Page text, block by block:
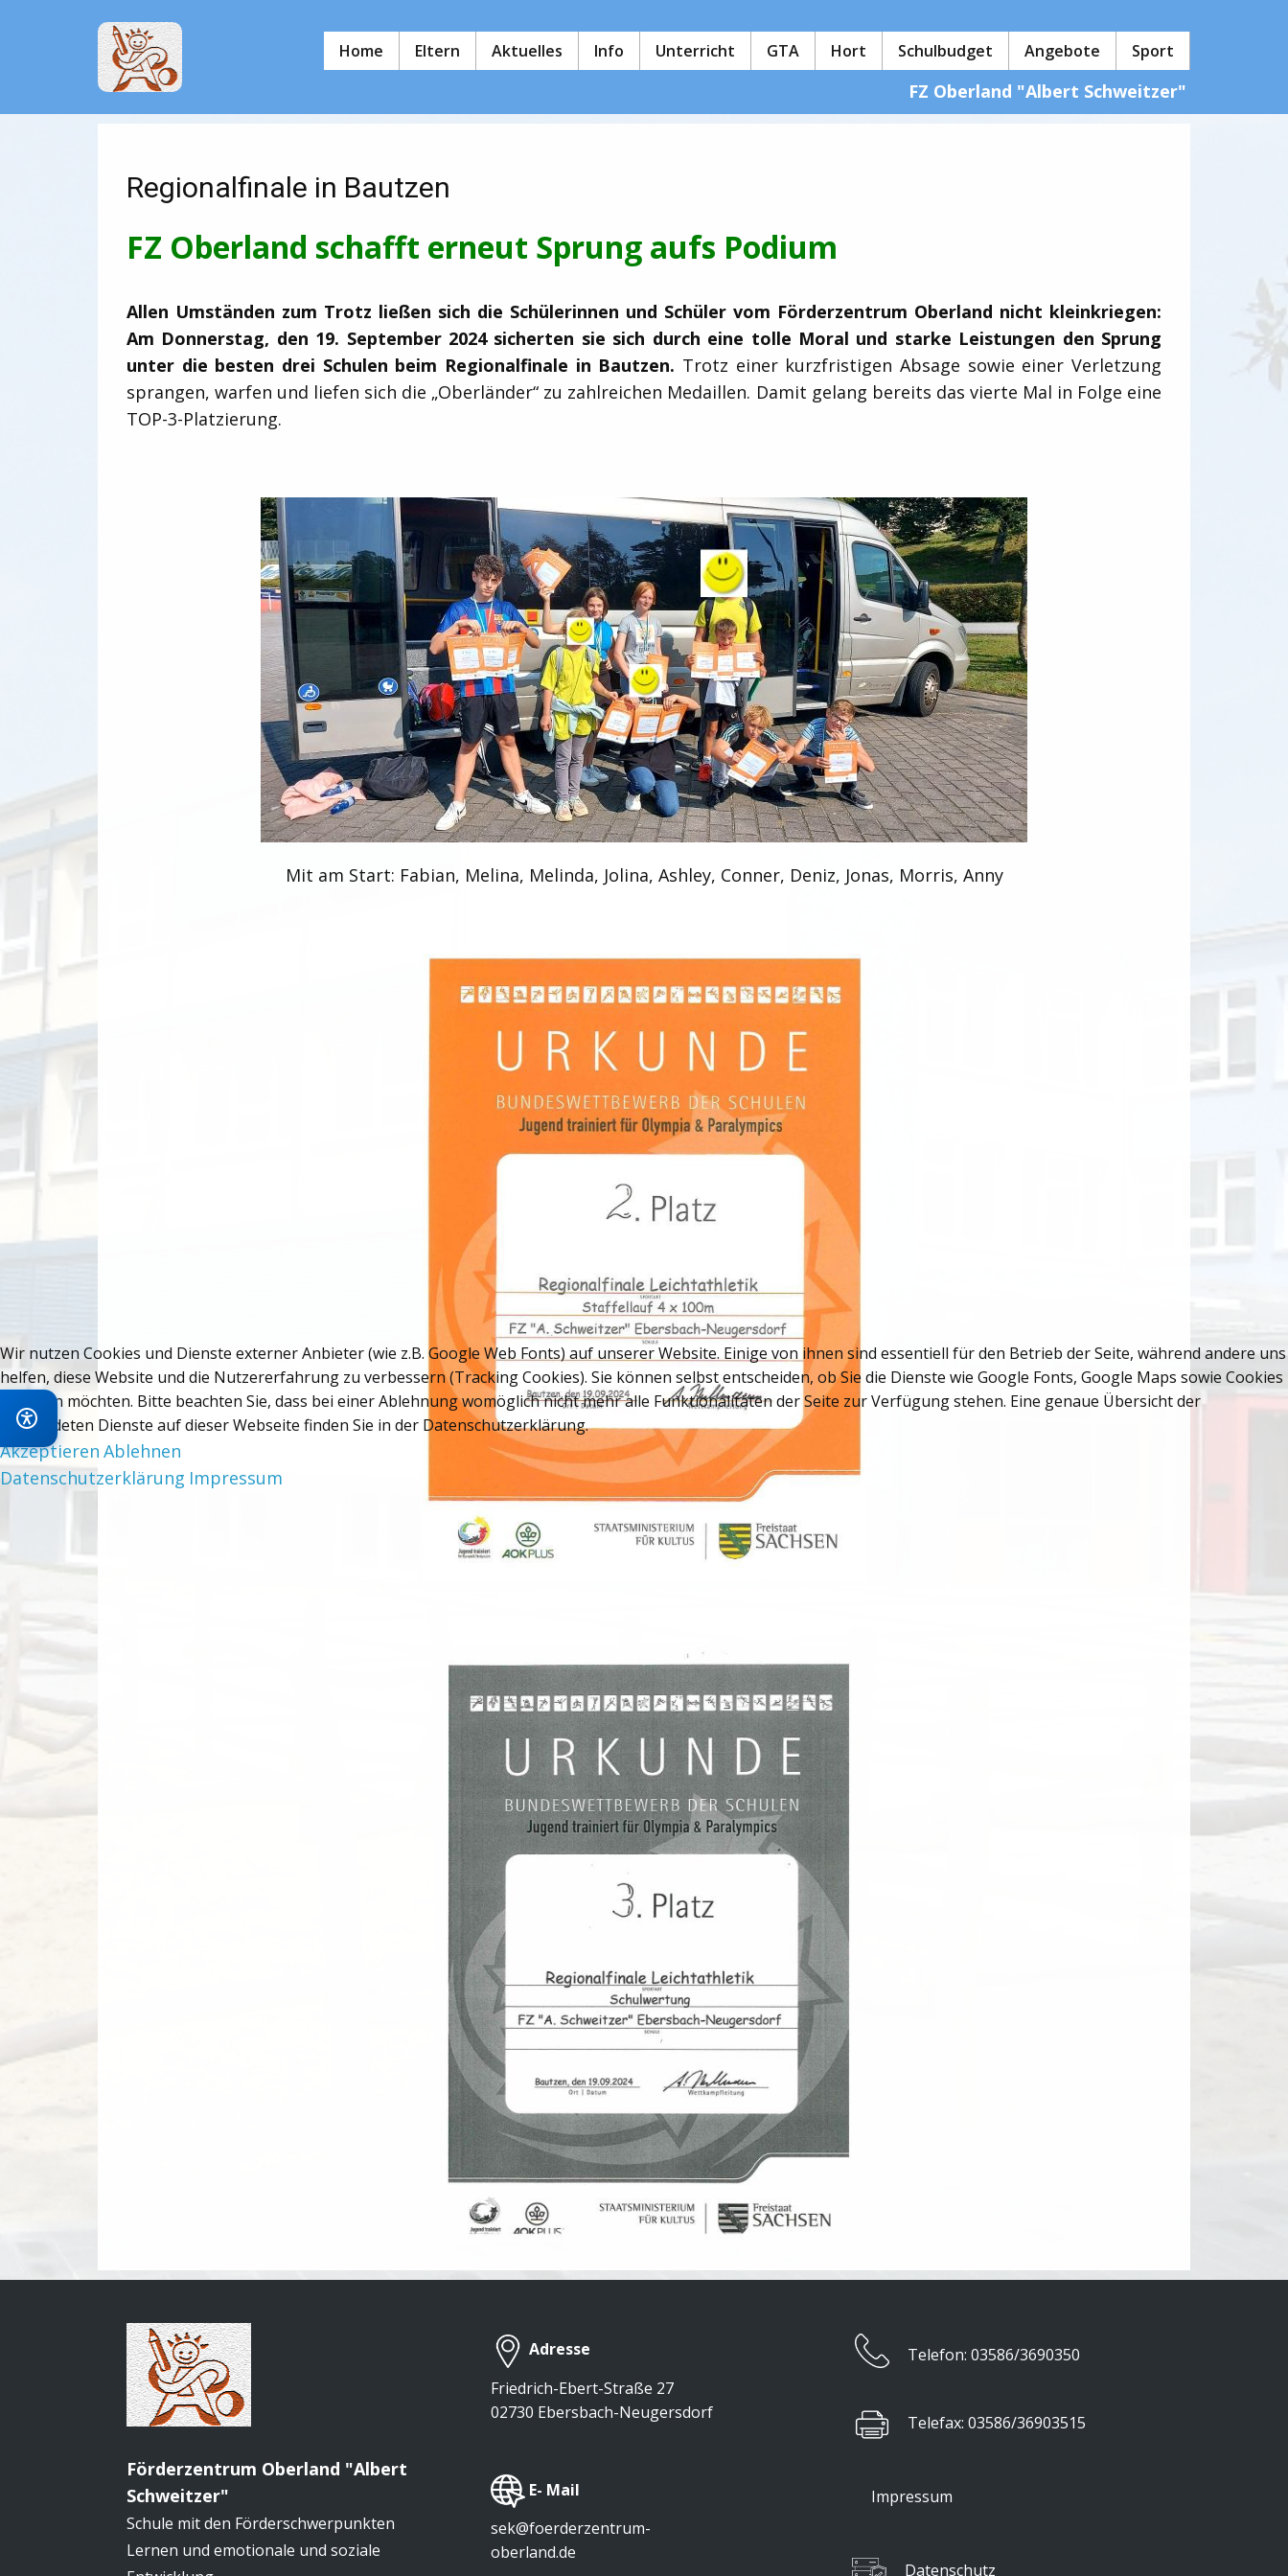
Home Eltern Aktuelles Info Unterricht GTA Hort Schulbudget Angebote Sport
FZ Oberland "Albert Schweitzer"
Regionalfinale in Bautzen
FZ Oberland schafft erneut Sprung aufs Podium
Allen Umständen zum Trotz ließen sich die Schülerinnen und Schüler vom Förderzentrum Oberland nicht kleinkriegen:
Am Donnerstag, den 19. September 2024 sicherten sie sich durch eine tolle Moral und starke Leistungen den Sprung
unter die besten drei Schulen beim Regionalfinale in Bautzen. Trotz einer kurzfristigen Absage sowie einer Verletzung
sprangen, warfen und liefen sich die „Oberländer“ zu zahlreichen Medaillen. Damit gelang bereits das vierte Mal in Folge eine
TOP-3-Platzierung.
Mit am Start: Fabian, Melina, Melinda, Jolina, Ashley, Conner, Deniz, Jonas, Morris, Anny
Förderzentrum Oberland "Albert
Schweitzer"
Schule mit den Förderschwerpunkten
Lernen und emotionale und soziale
Adresse
Friedrich-Ebert-Straße 27
02730 Ebersbach-Neugersdorf
​E- Mail
sek@foerderzentrum-
oberland.de
​Telefon: 03586/3690350
​Telefax: 03586/36903515
Impressum
Datenschutz
Wir nutzen Cookies und Dienste externer Anbieter (wie z.B. Google Web Fonts) auf unserer Website. Einige von ihnen sind essentiell für den Betrieb der Seite, während andere uns
helfen, diese Website und die Nutzererfahrung zu verbessern (Tracking Cookies). Sie können selbst entscheiden, ob Sie die Dienste wie Google Fonts, Google Maps sowie Cookies
zulassen möchten. Bitte beachten Sie, dass bei einer Ablehnung womöglich nicht mehr alle Funktionalitäten der Seite zur Verfügung stehen. Eine genaue Übersicht der
verwendeten Dienste auf dieser Webseite finden Sie in der Datenschutzerklärung.
Akzeptieren Ablehnen
Datenschutzerklärung Impressum